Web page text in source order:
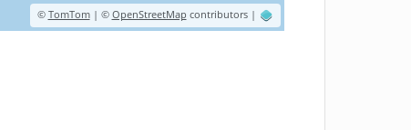
© TomTom| © OpenStreetMap contributors |